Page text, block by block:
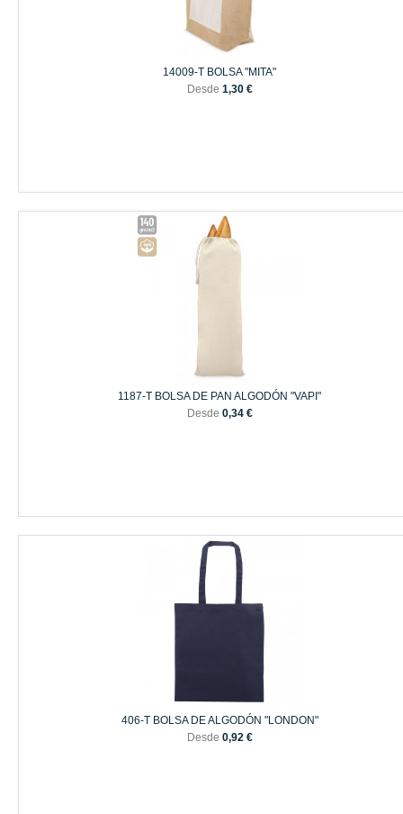
14009-T BOLSA "MITA"
Desde 1,30 €
1187-T BOLSA DE PAN ALGODÓN "VAPI"
Desde 0,34 €
406-T BOLSA DE ALGODÓN "LONDON"
Desde 0,92 €